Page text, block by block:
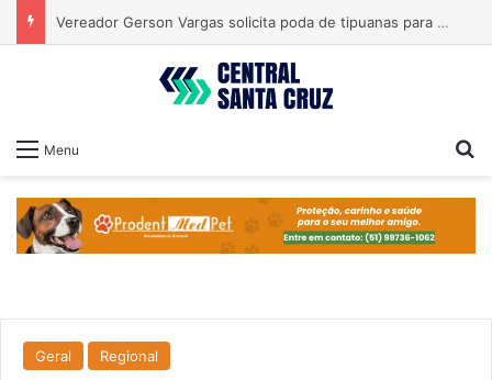
Vereador Gerson Vargas solicita poda de tipuanas para garantir segurança
Menu
Geral Regional